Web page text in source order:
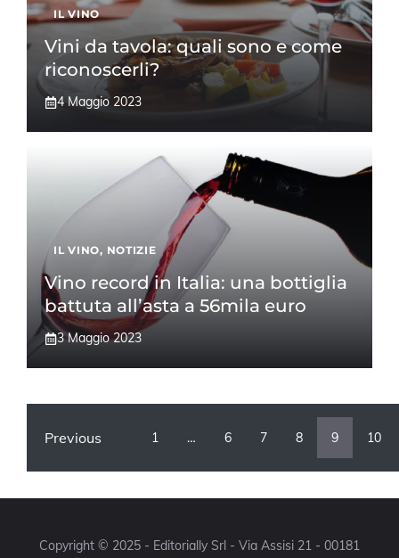
IL VINO
Vini da tavola: quali sono e come
riconoscerli?
4 Maggio 2023
IL VINO, NOTIZIE
Vino record in Italia: una bottiglia
battuta all’asta a 56mila euro
3 Maggio 2023
Previous 1 … 6 7 8 9 10
Copyright © 2025 - Editorially Srl - Via Assisi 21 - 00181